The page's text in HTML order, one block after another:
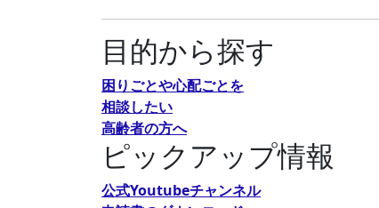
目的から探す
困りごとや心配ごとを
相談したい
高齢者の方へ
ピックアップ情報
公式Youtubeチャンネル